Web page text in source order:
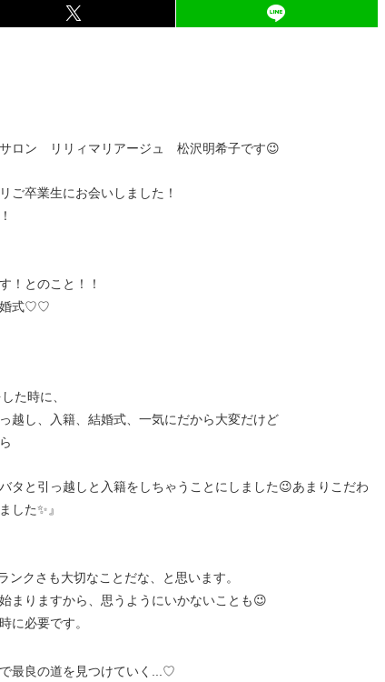
ロン リリィマリアージュ 松沢明希子です😉
ご卒業生にお会いしました！
！とのこと！！
婚式♡♡
た時に、
越し、入籍、結婚式、一気にだから大変だけど
タと引っ越しと入籍をしちゃうことにしました😉あまりこだわ
した✨』
クさも大切なことだな、と思います。
まりますから、思うようにいかないことも😉
に必要です。
最良の道を見つけていく...♡